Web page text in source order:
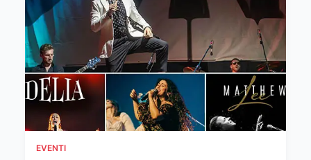
EVENTI